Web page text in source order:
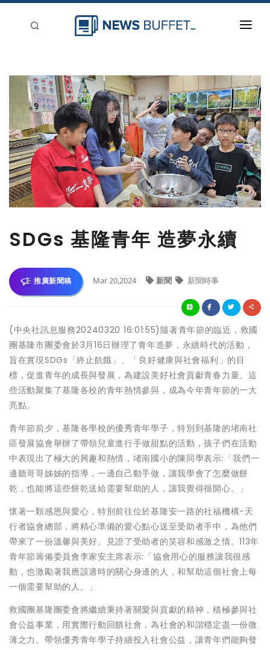
新聞稿分類
登入
刊登
SDGs 基隆青年 造夢永續
推廣新聞稿 Mar 20,2024 新聞 新聞時事
(中央社訊息服務20240320 16:01:55)隨著青年節的臨近，救國
團基隆市團委會於3月16日辦理了青年造夢，永續時代的活動，
旨在實現SDGs「終止飢餓」、「良好健康與社會福利」的目
標，促進青年的成長與發展，為建設美好社會貢獻青春力量。這
些活動聚集了基隆各校的青年熱情參與，成為今年青年節的一大
亮點。
青年節前夕，基隆各學校的優秀青年學子，特別到基隆的堵南社
區發展協會舉辦了帶領兒童進行手做甜點的活動，孩子們在活動
中表現出了極大的興趣和熱情，堵南國小的陳同學表示:「我們一
邊聽哥哥姊姊的指導，一邊自己動手做，讓我學會了怎麼做餅
乾，也能將這些餅乾送給需要幫助的人，讓我覺得很開心。」
懷著一顆感恩與愛心，特別前往位於基隆安一路的社福機構-天
行者協會總部，將精心準備的愛心點心送至受助者手中，為他們
帶來了一份溫馨與美好。見證了受助者的笑容和感激之情。113年
青年節籌備委員會李家安主席表示:「協會用心的服務讓我很感
動，也激勵著我應該適時的關心身邊的人，和幫助這個社會上每
一個需要幫助的人。」
救國團基隆團委會將繼續秉持著關愛與貢獻的精神，積極參與社
會公益事業，用實際行動回饋社會，為社會的和諧穩定盡一份微
薄之力。帶領優秀青年學子持續投入社會公益，讓青年們能夠發